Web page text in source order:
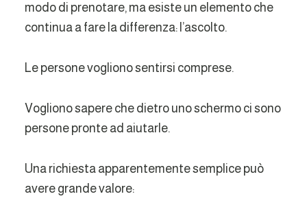
modo di prenotare, ma esiste un elemento che
continua a fare la differenza: l’ascolto.
Le persone vogliono sentirsi comprese.
Vogliono sapere che dietro uno schermo ci sono
persone pronte ad aiutarle.
Una richiesta apparentemente semplice può
avere grande valore: